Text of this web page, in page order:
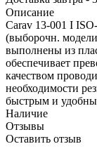
Описание
Carav 13-001 I
(выборочн.
выполнены из
обеспечивает
качеством
необходимости
быстрым и
Наличие
Отзывы
Оставить отзыв